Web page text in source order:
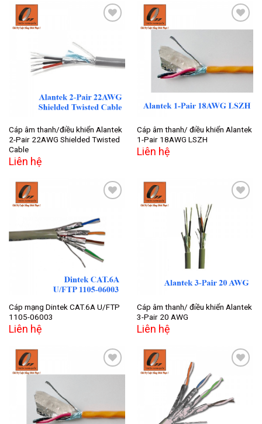
wishlist
Cáp âm thanh/điều khiển Alantek
2-Pair 22AWG Shielded Twisted
Cable
Liên hệ
Cáp âm thanh/ điều khiển Alantek
1-Pair 18AWG LSZH
Liên hệ
wishlist
Cáp mạng Dintek CAT.6A U/FTP
1105-06003
Liên hệ
Cáp âm thanh/ điều khiển Alantek
3-Pair 20 AWG
Liên hệ
Add to
wishlist